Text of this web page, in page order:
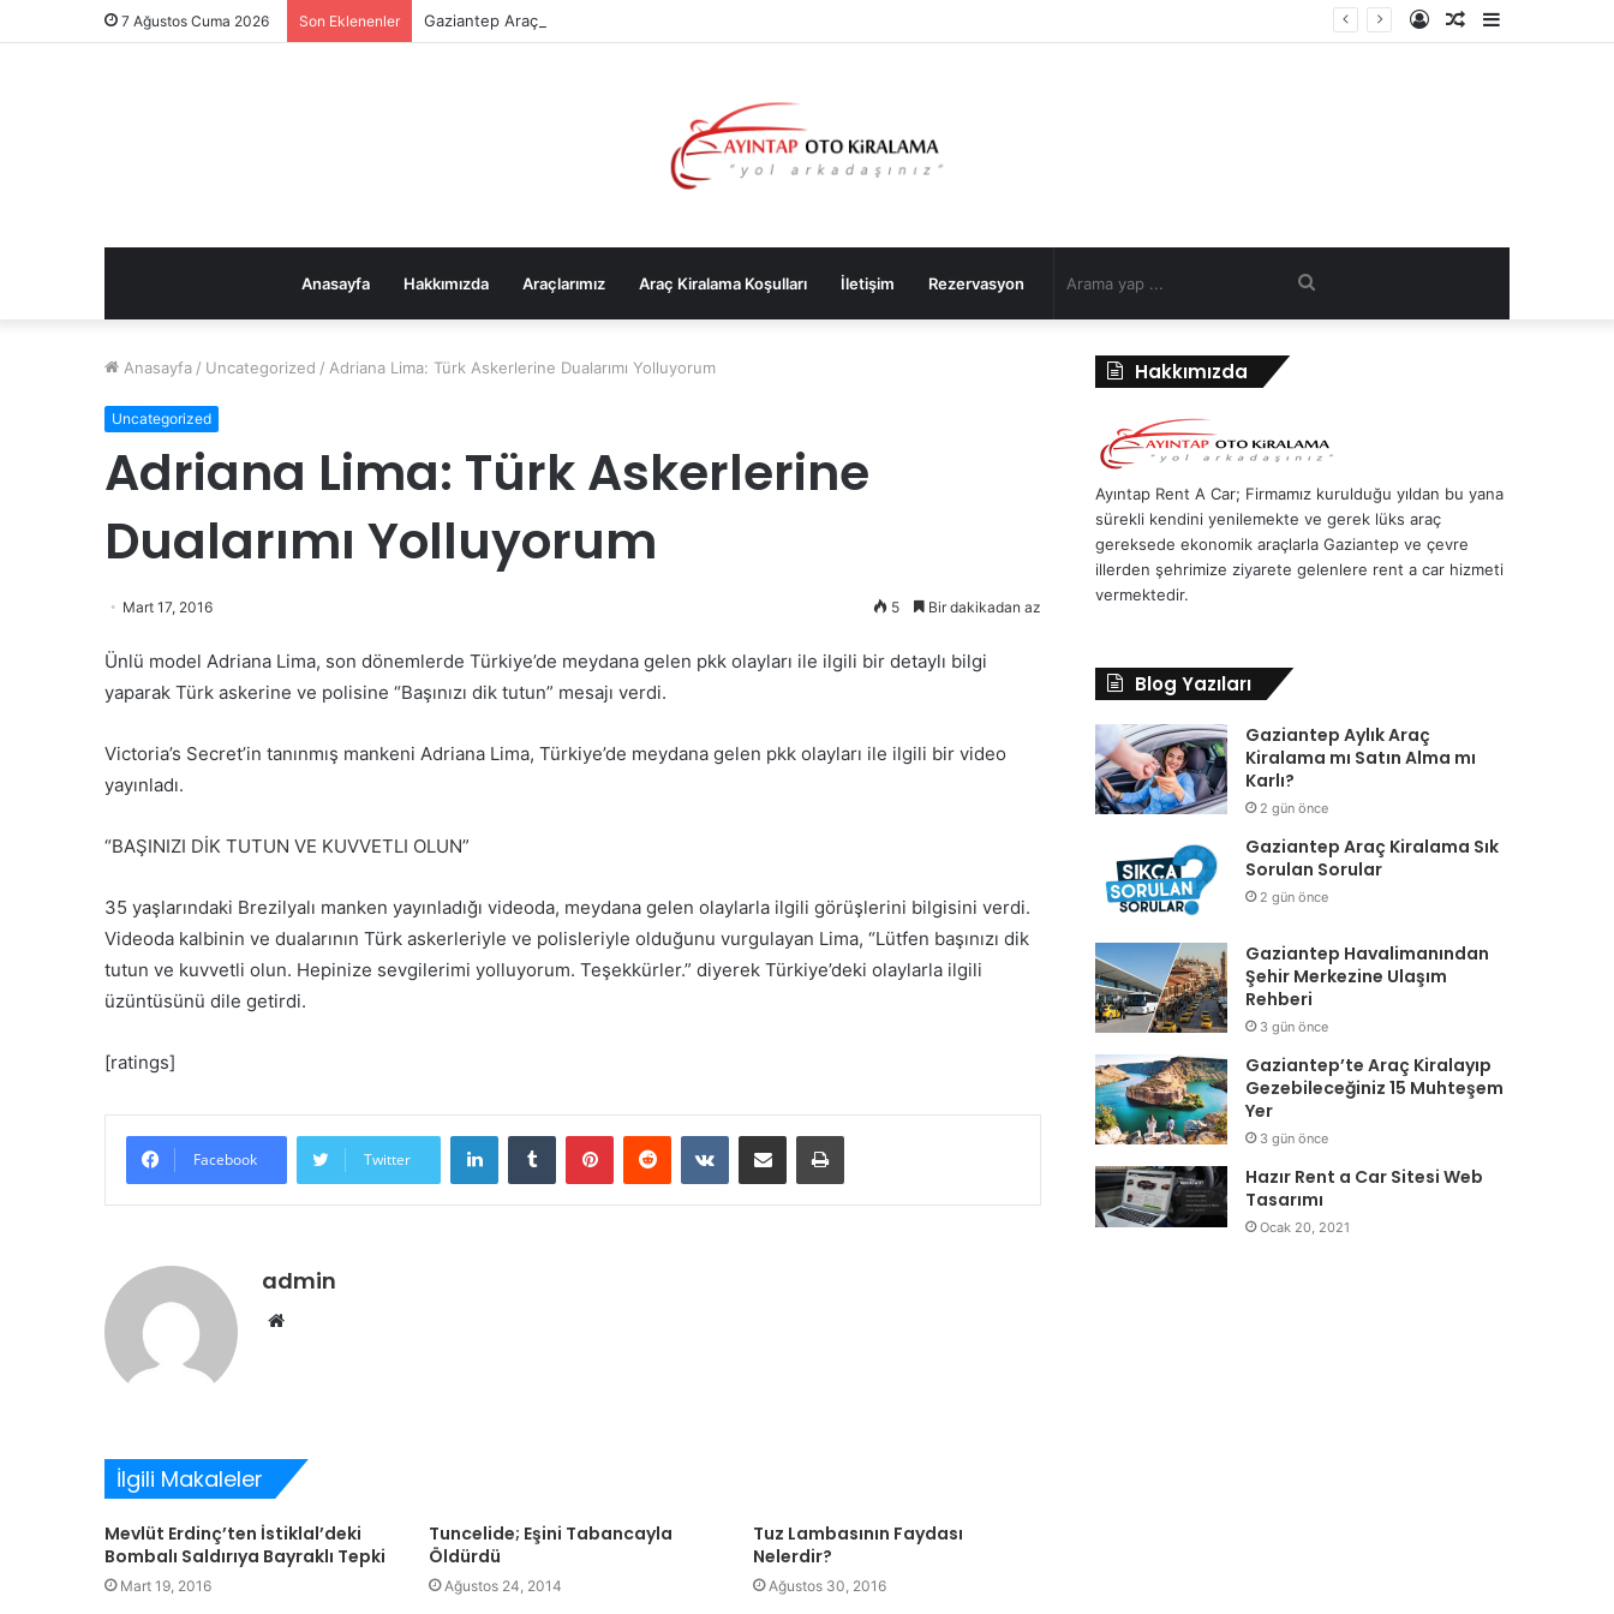
7 Ağustos Cuma 2026 Son Eklenenler Gaziantep Araç Kiralama Sık Sorulan Sorular
Kenar
Rastgele
Kayıt
Anasayfa Hakkımızda Araçlarımız Araç Kiralama Koşulları İletişim Rezervasyon Arama
Anasayfa / Uncategorized / Adriana Lima: Türk Askerlerine Dualarımı Yolluyorum
Uncategorized
Adriana Lima: Türk Askerlerine
Dualarımı Yolluyorum
Mart 17, 2016 5 Bir dakikadan az
Ünlü model Adriana Lima, son dönemlerde Türkiye’de meydana gelen pkk olayları ile ilgili bir detaylı bilgi
yaparak Türk askerine ve polisine “Başınızı dik tutun” mesajı verdi.
Victoria’s Secret’in tanınmış mankeni Adriana Lima, Türkiye’de meydana gelen pkk olayları ile ilgili bir video
yayınladı.
“BAŞINIZI DİK TUTUN VE KUVVETLI OLUN”
35 yaşlarındaki Brezilyalı manken yayınladığı videoda, meydana gelen olaylarla ilgili görüşlerini bilgisini verdi.
Videoda kalbinin ve dualarının Türk askerleriyle ve polisleriyle olduğunu vurgulayan Lima, “Lütfen başınızı dik
tutun ve kuvvetli olun. Hepinize sevgilerimi yolluyorum. Teşekkürler.” diyerek Türkiye’deki olaylarla ilgili
üzüntüsünü dile getirdi.
[ratings]
Facebook Twitter
LinkedInTumblr PinterestReddit VKontakteE-Posta ile paylaş Yazdır
admin
Web
İlgili Makaleler
Mevlüt Erdinç’ten İstiklal’deki
Bombalı Saldırıya Bayraklı Tepki
Mart 19, 2016
Tuncelide; Eşini Tabancayla
Öldürdü
Ağustos 24, 2014
Tuz Lambasının Faydası
Nelerdir?
Ağustos 30, 2016
Hakkımızda
Ayıntap Rent A Car; Firmamız kurulduğu yıldan bu yana
sürekli kendini yenilemekte ve gerek lüks araç
gereksede ekonomik araçlarla Gaziantep ve çevre
illerden şehrimize ziyarete gelenlere rent a car hizmeti
vermektedir.
Blog Yazıları
Gaziantep Aylık Araç
Kiralama mı Satın Alma mı
Karlı?
2 gün önce
Gaziantep Araç Kiralama Sık
Sorulan Sorular
2 gün önce
Gaziantep Havalimanından
Şehir Merkezine Ulaşım
Rehberi
3 gün önce
Gaziantep’te Araç Kiralayıp
Gezebileceğiniz 15 Muhteşem
Yer
3 gün önce
Hazır Rent a Car Sitesi Web
Tasarımı
Ocak 20, 2021